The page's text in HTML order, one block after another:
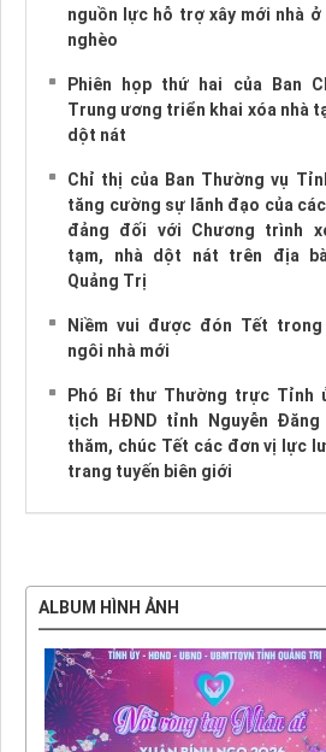
nguồn lực hỗ trợ xây mới nhà ở
nghèo
Phiên họp thứ hai của Ban
Trung ương triển khai xóa nhà
dột nát
Chỉ thị của Ban Thường vụ
tăng cường sự lãnh đạo của
đảng đối với Chương trình
tạm, nhà dột nát trên địa
Quảng Trị
Niềm vui được đón Tết trong
ngôi nhà mới
Phó Bí thư Thường trực Tỉnh
tịch HĐND tỉnh Nguyễn Đăng
thăm, chúc Tết các đơn vị lực
trang tuyến biên giới
ALBUM HÌNH ẢNH